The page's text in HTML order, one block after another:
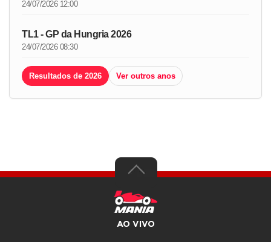
24/07/2026 12:00
TL1 - GP da Hungria 2026
24/07/2026 08:30
Resultados de 2026 Ver outros anos
AO VIVO